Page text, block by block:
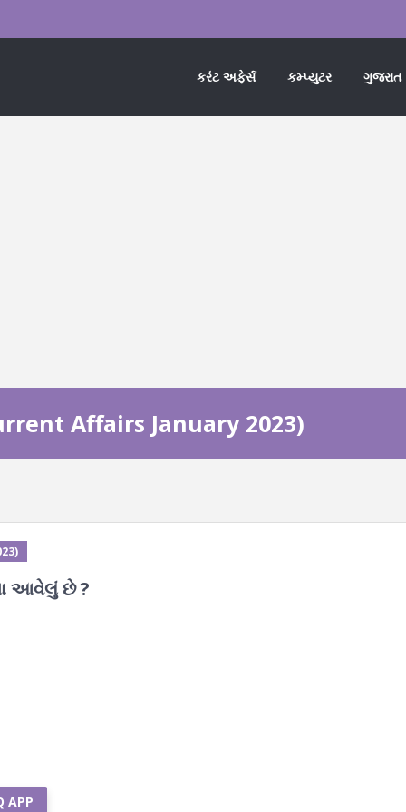
કરંટ અફેર્સ કમ્પ્યુટર ગુજરાત
Affairs January 2023)
આવેલું છે ?
APP